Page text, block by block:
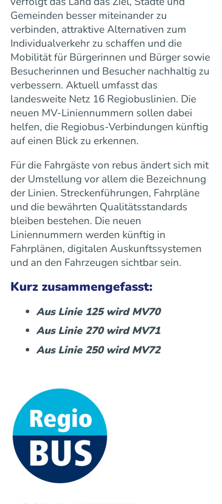
Gemeinden besser miteinander zu
verbinden, attraktive Alternativen zum
Individualverkehr zu schaffen und die
Mobilität für Bürgerinnen und Bürger sowie
Besucherinnen und Besucher nachhaltig zu
verbessern. Aktuell umfasst das
landesweite Netz 16 Regiobuslinien. Die
neuen MV-Liniennummern sollen dabei
helfen, die Regiobus-Verbindungen künftig
auf einen Blick zu erkennen.
Für die Fahrgäste von rebus ändert sich mit
der Umstellung vor allem die Bezeichnung
der Linien. Streckenführungen, Fahrpläne
und die bewährten Qualitätsstandards
bleiben bestehen. Die neuen
Liniennummern werden künftig in
Fahrplänen, digitalen Auskunftssystemen
und an den Fahrzeugen sichtbar sein.
Kurz zusammengefasst:
Aus Linie 125 wird MV70
Aus Linie 270 wird MV71
Aus Linie 250 wird MV72